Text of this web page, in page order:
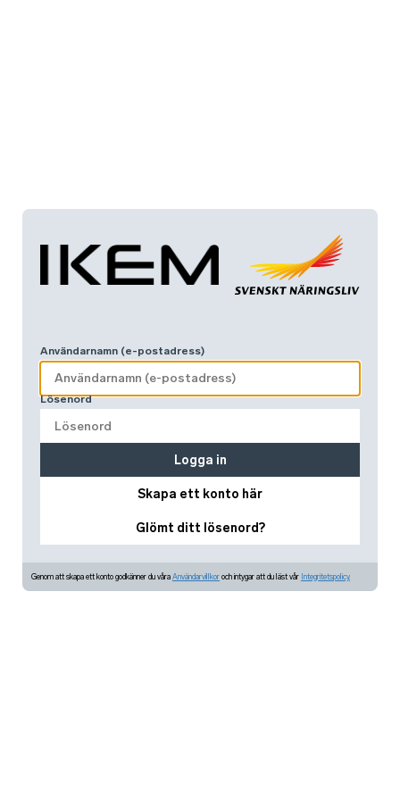
Användarnamn (e-postadress)
Lösenord
Skapa ett konto här
Glömt ditt lösenord?
Logga in
Genom att skapa ett konto godkänner du våra Användarvillkor och intygar att du läst vår Integritetspolicy.